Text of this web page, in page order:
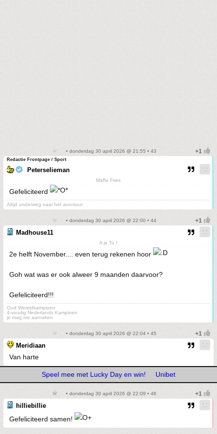
• donderdag 30 april 2026 @ 21:55 • 43
Redactie Frontpage / Sport
Peterselieman
Maffe Fries
Gefeliciteerd
Altijd onderweg naar het avontuur
• donderdag 30 april 2026 @ 22:00 • 44
Madhouse11
A je To !
2e helft November.... even terug rekenen hoor
Goh wat was er ook alweer 9 maanden daarvoor?
Gefeliciteerd!!!
Oud Wereldkampioen
4-voudig Nederlands Kampioen
je mag me aanraken
• donderdag 30 april 2026 @ 22:04 • 45
Meridiaan
Van harte
Speel mee met Lucky Day en win! Unibet
• donderdag 30 april 2026 @ 22:09 • 46
hilliebillie
Gefeliciteerd samen!